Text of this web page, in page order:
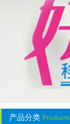
产品分类 Products